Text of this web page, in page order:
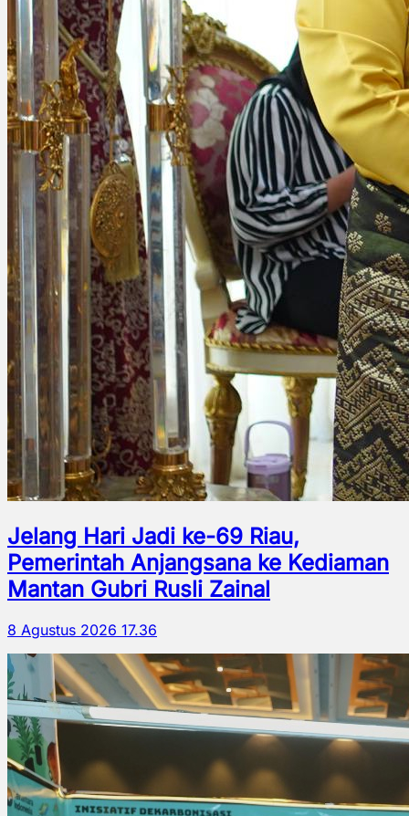
Jelang Hari Jadi ke-69 Riau,
Pemerintah Anjangsana ke Kediaman
Mantan Gubri Rusli Zainal
8 Agustus 2026 17.36